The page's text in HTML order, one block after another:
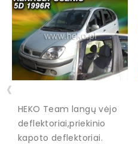
HEKO Team langų vėjo
deflektoriai,priekinio
kapoto deflektoriai.
‹